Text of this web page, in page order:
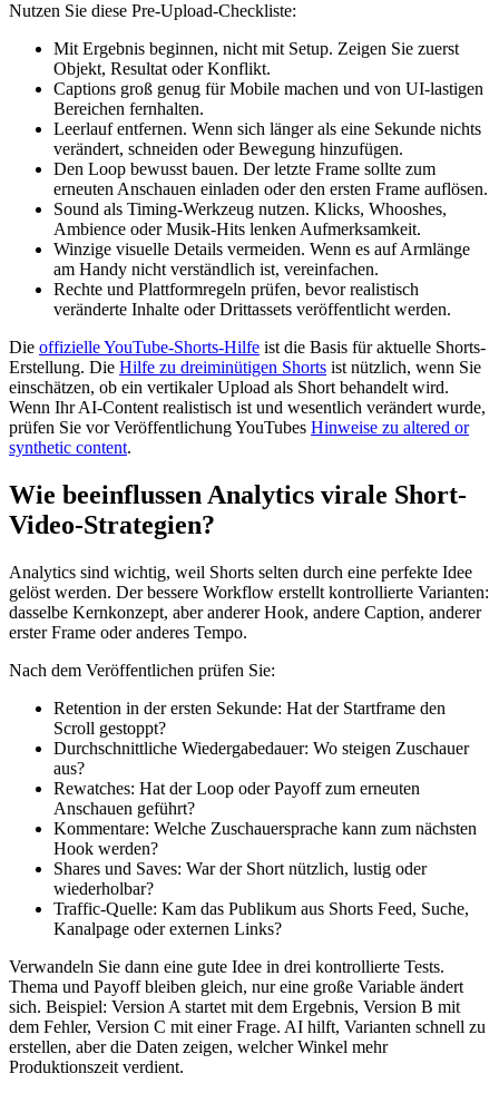
Nutzen Sie diese Pre-Upload-Checkliste:
Mit Ergebnis beginnen, nicht mit Setup. Zeigen Sie zuerst
Objekt, Resultat oder Konflikt.
Captions groß genug für Mobile machen und von UI-lastigen
Bereichen fernhalten.
Leerlauf entfernen. Wenn sich länger als eine Sekunde nichts
verändert, schneiden oder Bewegung hinzufügen.
Den Loop bewusst bauen. Der letzte Frame sollte zum
erneuten Anschauen einladen oder den ersten Frame auflösen.
Sound als Timing-Werkzeug nutzen. Klicks, Whooshes,
Ambience oder Musik-Hits lenken Aufmerksamkeit.
Winzige visuelle Details vermeiden. Wenn es auf Armlänge
am Handy nicht verständlich ist, vereinfachen.
Rechte und Plattformregeln prüfen, bevor realistisch
veränderte Inhalte oder Drittassets veröffentlicht werden.
Die offizielle YouTube-Shorts-Hilfe ist die Basis für aktuelle Shorts-
Erstellung. Die Hilfe zu dreiminütigen Shorts ist nützlich, wenn Sie
einschätzen, ob ein vertikaler Upload als Short behandelt wird.
Wenn Ihr AI-Content realistisch ist und wesentlich verändert wurde,
prüfen Sie vor Veröffentlichung YouTubes Hinweise zu altered or
synthetic content.
Wie beeinflussen Analytics virale Short-
Video-Strategien?
Analytics sind wichtig, weil Shorts selten durch eine perfekte Idee
gelöst werden. Der bessere Workflow erstellt kontrollierte Varianten:
dasselbe Kernkonzept, aber anderer Hook, andere Caption, anderer
erster Frame oder anderes Tempo.
Nach dem Veröffentlichen prüfen Sie:
Retention in der ersten Sekunde: Hat der Startframe den
Scroll gestoppt?
Durchschnittliche Wiedergabedauer: Wo steigen Zuschauer
aus?
Rewatches: Hat der Loop oder Payoff zum erneuten
Anschauen geführt?
Kommentare: Welche Zuschauersprache kann zum nächsten
Hook werden?
Shares und Saves: War der Short nützlich, lustig oder
wiederholbar?
Traffic-Quelle: Kam das Publikum aus Shorts Feed, Suche,
Kanalpage oder externen Links?
Verwandeln Sie dann eine gute Idee in drei kontrollierte Tests.
Thema und Payoff bleiben gleich, nur eine große Variable ändert
sich. Beispiel: Version A startet mit dem Ergebnis, Version B mit
dem Fehler, Version C mit einer Frage. AI hilft, Varianten schnell zu
erstellen, aber die Daten zeigen, welcher Winkel mehr
Produktionszeit verdient.